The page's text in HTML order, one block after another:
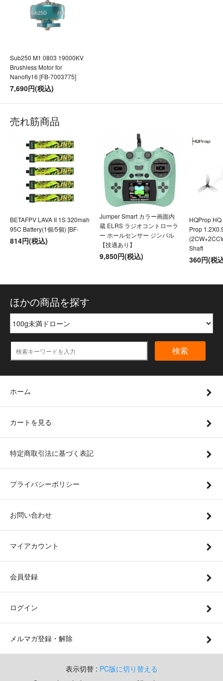
Sub250 M1 0803 19000KV
Brushless Motor for
Nanofly16 [FB-7003775]
7,690円(税込)
売れ筋商品
BETAFPV LAVA II 1S 320mah
95C Battery(1個/5個) [BF-
814円(税込)
Jumper Smart カラー画面内
蔵 ELRS ラジオコントローラ
ー ホールセンサー ジンバル
【技適あり】
9,850円(税込)
HQProp
Prop
Shaft
360円(税
ほかの商品を探す
検索
ホーム
カートを見る
特定商取引法に基づく表記
プライバシーポリシー
お問い合わせ
マイアカウント
会員登録
ログイン
メルマガ登録・解除
表示切替 : PC版に切り替える